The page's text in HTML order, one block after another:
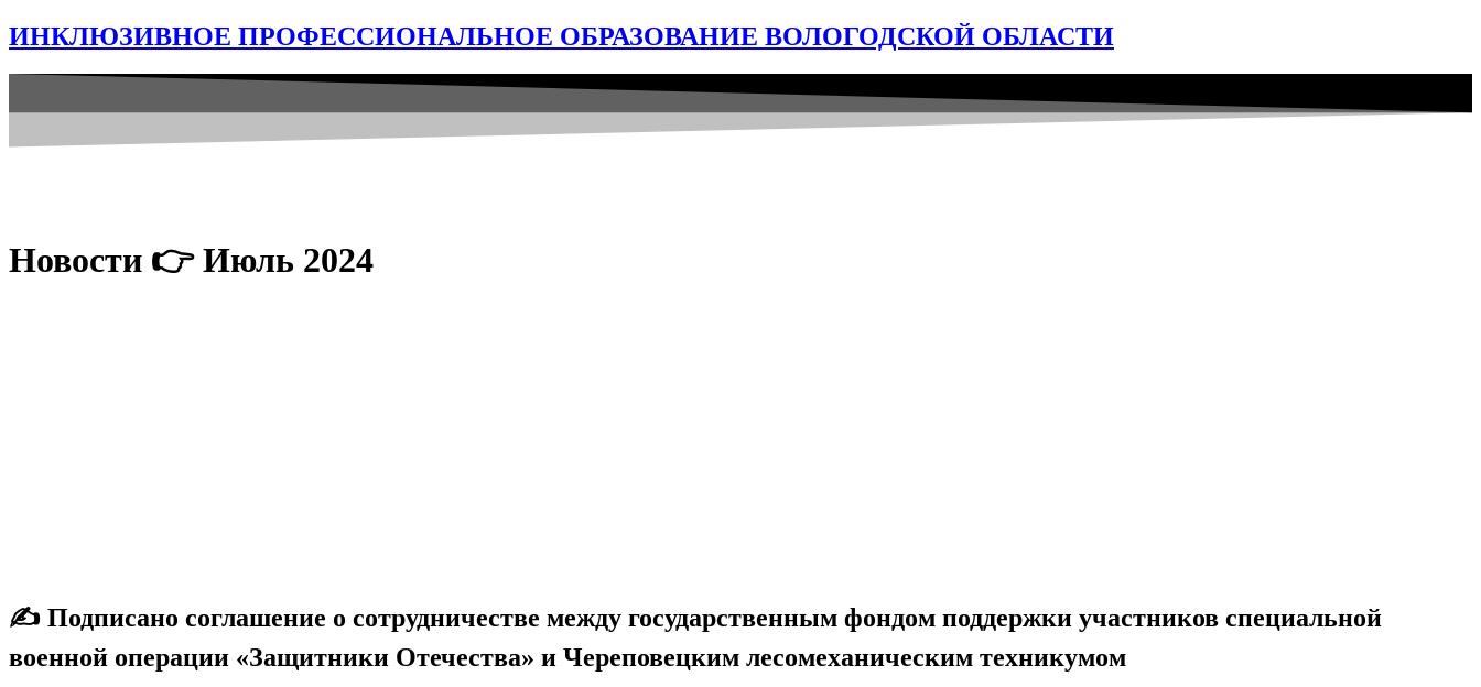
ИНКЛЮЗИВНОЕ ПРОФЕССИОНАЛЬНОЕ ОБРАЗОВАНИЕ ВОЛОГОДСКОЙ ОБЛАСТИ
Новости 👉 Июль 2024
✍ Подписано соглашение о сотрудничестве между государственным фондом поддержки участников специальной
военной операции «Защитники Отечества» и Череповецким лесомеханическим техникумом